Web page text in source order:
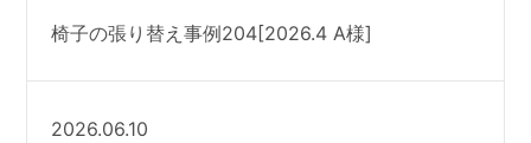
椅子の張り替え事例204[2026.4 A様]
2026.06.10